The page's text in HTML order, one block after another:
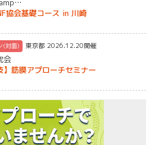
協会基礎コース in 川崎
(対面) 東京都 2026.12.20開催
会
】筋膜アプローチセミナー